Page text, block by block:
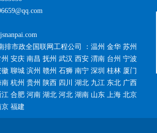
排市政全国联网工程公司 ：温州 金华 苏州
安庆 南昌 抚州 武汉 西安 渭南 台州 宁波
聊城 滨州 赣州 石狮 南宁 深圳 桂林 厦门
杭州 贵州 陕西 四川 湖北 九江 东北 广西
合肥 河南 湖北 河北 湖南 山东 上海 北京
福建